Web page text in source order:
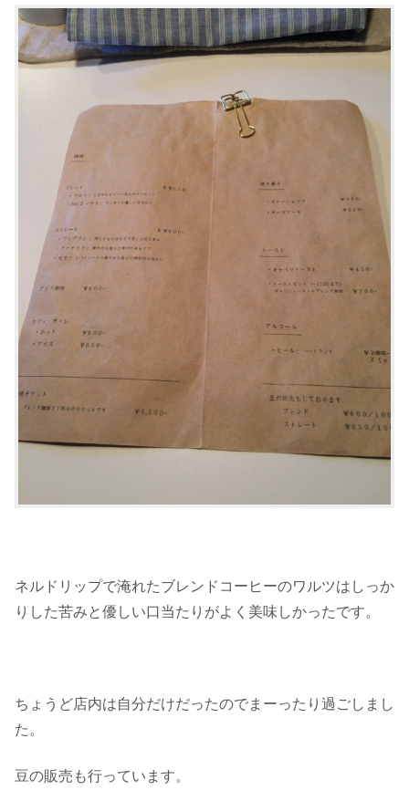
ネルドリップで淹れたブレンドコーヒーのワルツはしっか
りした苦みと優しい口当たりがよく美味しかったです。
ちょうど店内は自分だけだったのでまーったり過ごしまし
た。
豆の販売も行っています。